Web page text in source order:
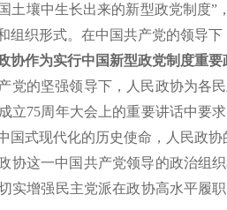
土壤中生长出来的新型政党制度”
组织形式。在中国共产党的领导
协作为实行中国新型政党制度重
党的坚强领导下，人民政协为各
立75周年大会上的重要讲话中要
国式现代化的历史使命，人民政
协这一中国共产党领导的政治组
实增强民主党派在政协高水平履